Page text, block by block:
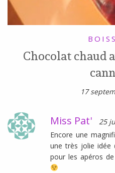
Chocolat chaud
17
Miss Pat' 25
Encore une
une très jolie idée
pour les apéros